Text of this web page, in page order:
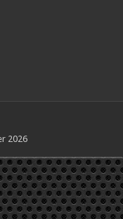
2026